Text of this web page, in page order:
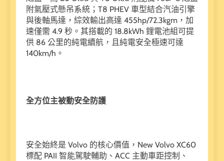
附氣壓式懸吊系統；T8 PHEV 車型結合汽油引擎
與後軸馬達，綜效輸出高達 455hp/72.3kgm，加
速僅需 4.9 秒。其搭載的 18.8kWh 鋰電池組可提
供 86 公里的純電續航，且純電安全極速可達
140km/h。
全方位主被動安全防護
安全始終是 Volvo 的核心價值，New Volvo XC60
標配 PAII 智能駕駛輔助、ACC 主動車距控制、